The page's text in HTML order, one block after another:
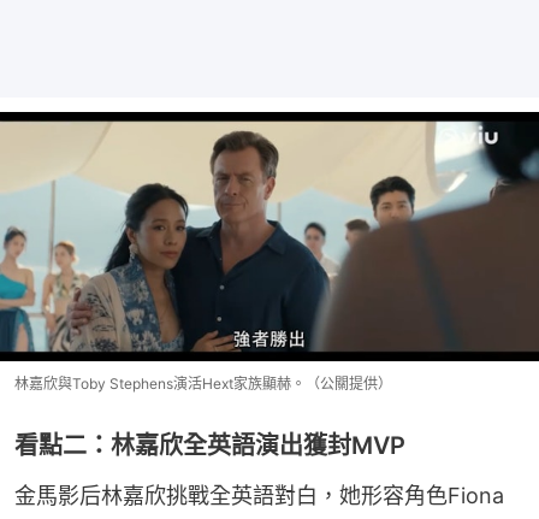
林嘉欣與Toby Stephens演活Hext家族顯赫。（公關提供）
看點二：林嘉欣全英語演出獲封MVP
金馬影后林嘉欣挑戰全英語對白，她形容角色Fiona